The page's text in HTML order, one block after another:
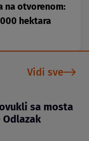
na otvorenom:
hektara
Vidi sve
sa mosta